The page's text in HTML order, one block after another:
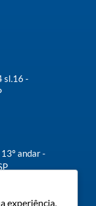
sl.16 -
andar -
experiência,